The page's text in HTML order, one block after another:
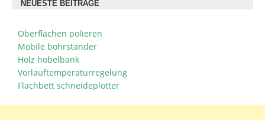
NEUESTE BEITRÄGE
Oberflächen polieren
Mobile bohrständer
Holz hobelbank
Vorlauftemperaturregelung
Flachbett schneideplotter